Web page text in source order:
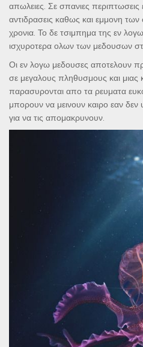
απωλειες. Σε σπανιες περιπτωσεις
αντιδρασεις καθως και εμμονη
χρονια. Το δε τσιμπημα της εν
ισχυροτερα ολων των μεδουσων
Οι εν λογω μεδουσες αποτελουν
σε μεγαλους πληθυσμους και μιας
παρασυρονται απο τα ρευματα
μπορουν να μεινουν καιρο εαν
για να τις απομακρυνουν.